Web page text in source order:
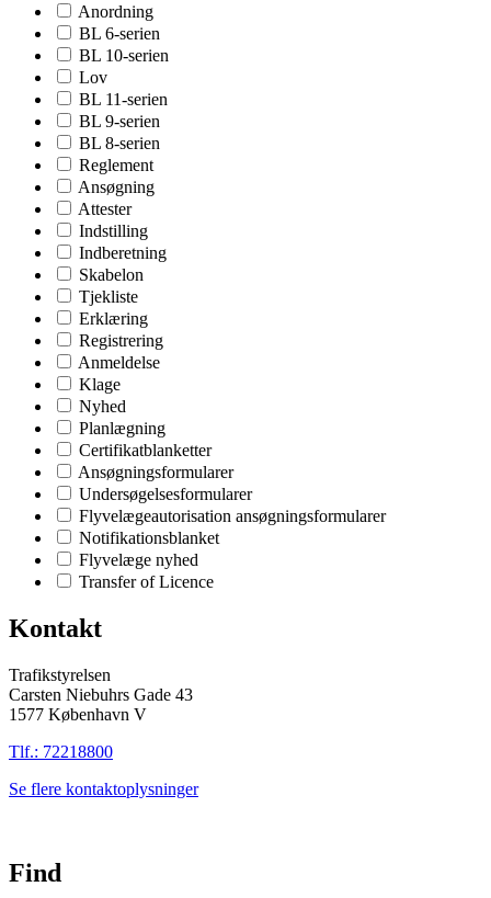
Anordning
BL 6-serien
BL 10-serien
Lov
BL 11-serien
BL 9-serien
BL 8-serien
Reglement
Ansøgning
Attester
Indstilling
Indberetning
Skabelon
Tjekliste
Erklæring
Registrering
Anmeldelse
Klage
Nyhed
Planlægning
Certifikatblanketter
Ansøgningsformularer
Undersøgelsesformularer
Flyvelægeautorisation ansøgningsformularer
Notifikationsblanket
Flyvelæge nyhed
Transfer of Licence
Kontakt
Trafikstyrelsen
Carsten Niebuhrs Gade 43
1577 København V
Tlf.: 72218800
Se flere kontaktoplysninger
Find